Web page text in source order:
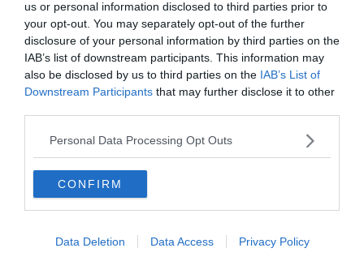
us or personal information disclosed to third parties prior to
your opt-out. You may separately opt-out of the further
disclosure of your personal information by third parties on the
IAB’s list of downstream participants. This information may
also be disclosed by us to third parties on the IAB’s List of
Downstream Participants that may further disclose it to other
Personal Data Processing Opt Outs
CONFIRM
Data Deletion Data Access Privacy Policy
ECONOMIA
Assobirra, i consumi in Italia si
mantengono sopra i 21 milioni di ettolitri